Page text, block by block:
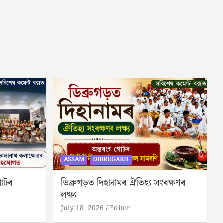
ASSAM DIBRUGARH
ডিব্ৰুগড়ত দিহানামৰ ঐতিহ্য সংৰক্ষণৰ
লক্ষ্য
July 18, 2026 Editor